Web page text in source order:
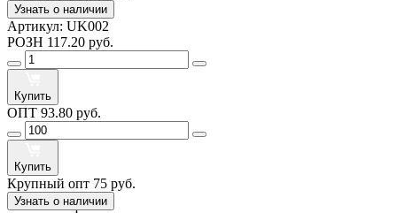
Узнать о наличии
Артикул: UK002
РОЗН 117.20 руб.
Купить
ОПТ 93.80 руб.
Купить
Крупный опт 75 руб.
Узнать о наличии